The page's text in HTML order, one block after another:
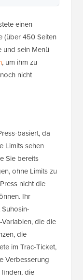
450 Seiten
und sein Menü
, um ihm zu
nicht
Limits sehen
Sie bereits
ohne Limits zu
nicht die
Ihr
die die
die
im Trac-Ticket,
Verbesserung
die
und eine